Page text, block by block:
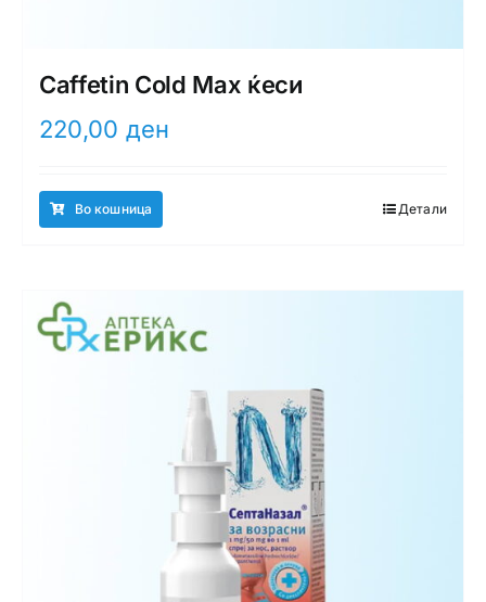
Caffetin Cold Max ќеси
220,00 ден
Во кошница Детали